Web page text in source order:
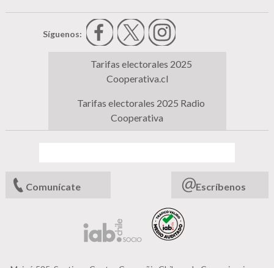
Síguenos:
Tarifas electorales 2025
Cooperativa.cl
Tarifas electorales 2025 Radio
Cooperativa
Comunícate Escríbenos